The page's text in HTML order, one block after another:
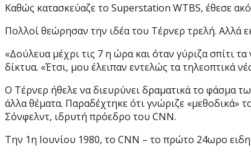
Καθώς κατασκεύαζε το Superstation WTBS, έθεσε
Πολλοί θεώρησαν την ιδέα του Τέρνερ τρελή. Αλλά
«Δούλευα μέχρι τις 7 η ώρα και όταν γύριζα σπίτι
δίκτυα. «Έτσι, μου έλειπαν εντελώς τα τηλεοπτικά
Ο Τέρνερ ήθελε να διευρύνει δραματικά το φάσμα
άλλα θέματα. Παραδέχτηκε ότι γνώριζε
Σόνφελντ, ιδρυτή πρόεδρο του CNN.
Την 1η Ιουνίου 1980, το CNN – το πρώτο 24ωρο